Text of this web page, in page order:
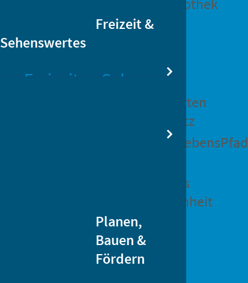
Bikesharing
Stadtbibliothek
Freizeit &
Sehenswertes
Freizeit
Heidenauer
Musiknacht
Sehenswertes
Barockgarten
Großsedlitz
MärchenLebensPfad
Heidenaus
Vergangenheit
Planen,
Bauen &
Fördern